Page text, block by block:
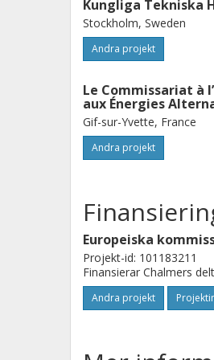
Kungliga Tekniska
Stockholm, Sweden
Andra projekt
Le Commissariat à
aux Énergies
Gif-sur-Yvette, France
Andra projekt
Europeiska
Projekt-id: 101183211
Finansierar Chalmers
Andra projekt